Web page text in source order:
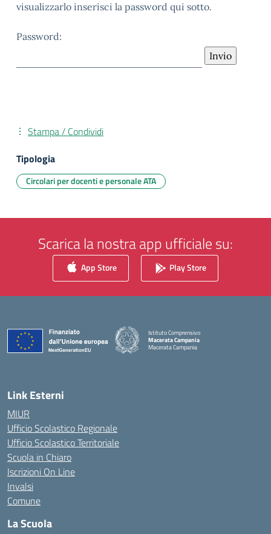
visualizzarlo inserisci la password qui sotto.
Password:
Stampa / Condividi
Tipologia
Circolari per docenti e personale ATA
Scarica la nostra app ufficiale su:
App Store Play Store
Istituto Comprensivo
Macerata Campania
Macerata Campania
— Visita la pagina iniziale della scuola
Link Esterni
MIUR
Ufficio Scolastico Regionale
Ufficio Scolastico Territoriale
Scuola in Chiaro
Iscrizioni On Line
Invalsi
Comune
La Scuola